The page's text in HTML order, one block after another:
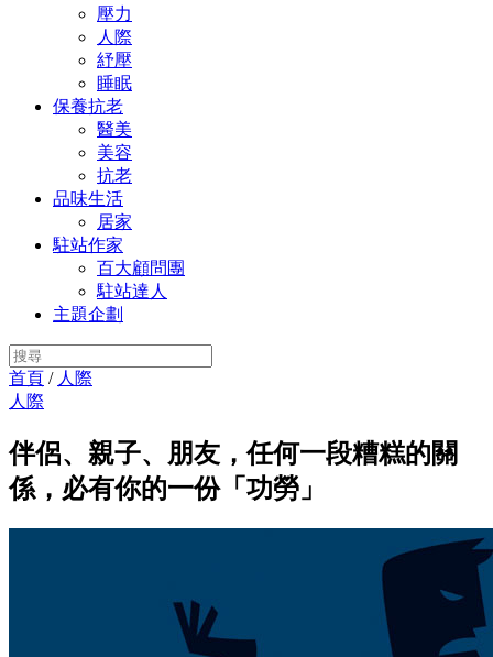
壓力
人際
紓壓
睡眠
保養抗老
醫美
美容
抗老
品味生活
居家
駐站作家
百大顧問團
駐站達人
主題企劃
首頁 / 人際
人際
伴侶、親子、朋友，任何一段糟糕的關
係，必有你的一份「功勞」